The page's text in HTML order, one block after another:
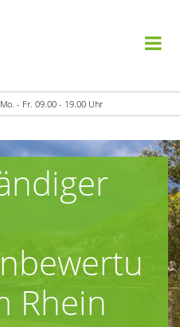
Mo. - Fr. 09.00 - 19.00 Uhr
Rhein